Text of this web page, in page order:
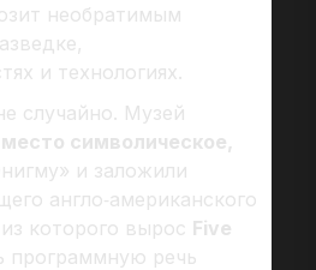
необратимым
и технологиях.
случайно. Музей
символическое,
и заложили
англо‑американского
которого вырос Five
программную речь